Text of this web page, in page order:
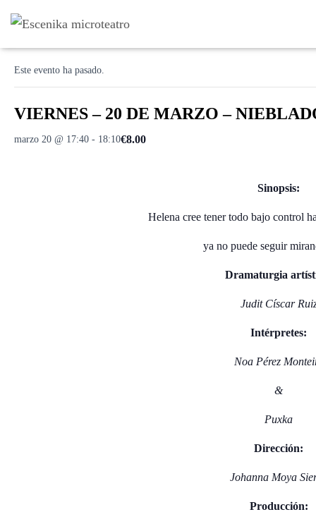
Este evento ha pasado.
VIERNES – 20 DE MARZO –
marzo 20 @ 17:40 - 18:10€8.00
Sinopsis:
Helena cree tener todo bajo control
ya no puede seguir
Dramaturgia
Judit Císcar
Intérpretes:
Noa Pérez
&
Puxka
Dirección:
Johanna Moya
Producción: